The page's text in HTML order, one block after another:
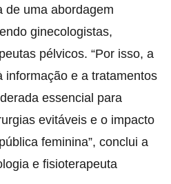
de uma abordagem
ginecologistas,
pélvicos. “Por isso, a
informação e a tratamentos
essencial para
evitáveis e o impacto
feminina”, conclui a
e fisioterapeuta